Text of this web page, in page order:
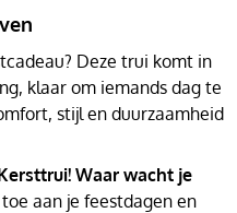
Deze trui komt in
klaar om iemands dag te
stijl en duurzaamheid
Waar wacht je
aan je feestdagen en